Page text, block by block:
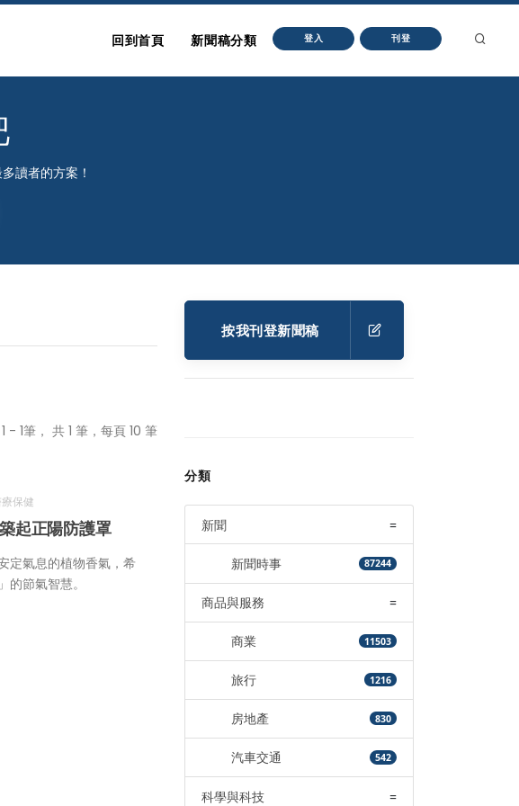
回到首頁 新聞稿分類 登入 刊登
讀者的方案！
- 1筆， 共 1 筆，每頁 10 筆
保健
起正陽防護罩
定氣息的植物香氣，希
節氣智慧。
按我刊登新聞稿
分類
新聞 =
新聞時事 87244
商品與服務 =
商業 11503
旅行 1216
房地產 830
汽車交通 542
科學與科技 =